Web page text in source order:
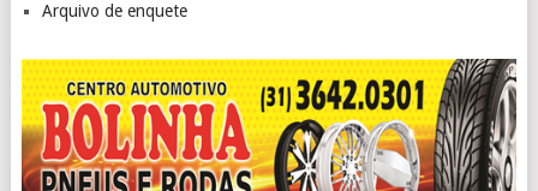
Arquivo de enquete